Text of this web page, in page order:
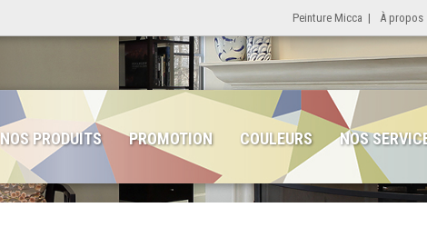
Peinture Micca | À propos
NOS PRODUITS PROMOTION COULEURS NOS